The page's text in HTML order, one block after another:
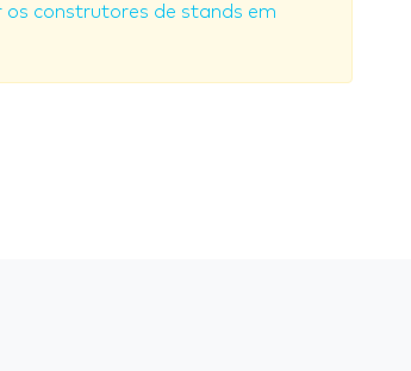
os construtores de stands em